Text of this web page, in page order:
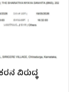
ವಿರುದ್ಧ